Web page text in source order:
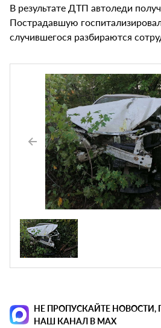
В результате ДТП автоледи
Пострадавшую
случившегося разбираются
НЕ ПРОПУСКАЙТЕ
НАШ КАНАЛ В MAX